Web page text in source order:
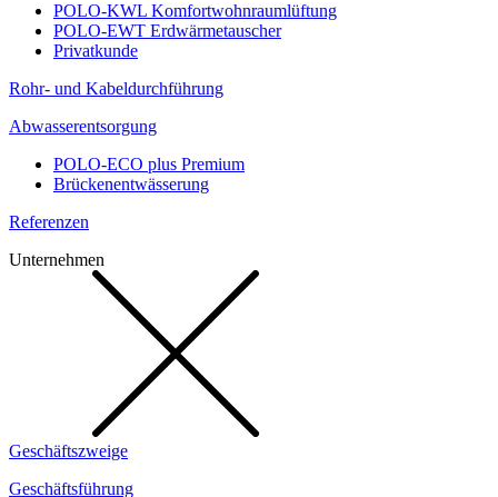
POLO-KWL Komfortwohnraumlüftung
POLO-EWT Erdwärmetauscher
Privatkunde
Rohr- und Kabeldurchführung
Abwasserentsorgung
POLO-ECO plus Premium
Brückenentwässerung
Referenzen
Unternehmen
Geschäftszweige
Geschäftsführung